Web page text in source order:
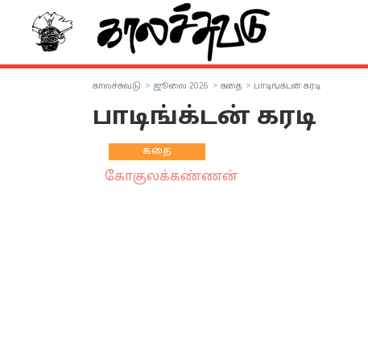
காலச்சுவடு ஜூலை 2026 கதை பாடிங்க்டன் கரடி
பாடிங்க்டன் கரடி
கதை
கோகுலக்கண்ணன்